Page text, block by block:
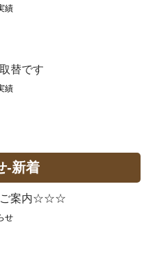
績
替です
績
-新着
案内☆☆☆
せ